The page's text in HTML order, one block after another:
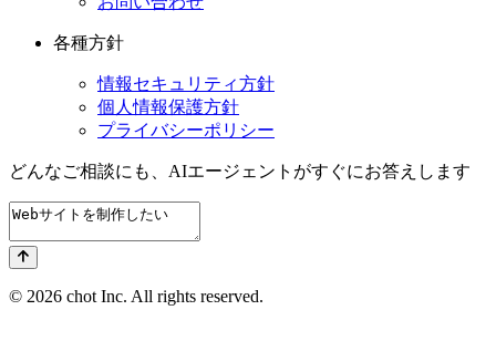
各種方針
情報セキュリティ方針
個人情報保護方針
プライバシーポリシー
どんなご相談にも、 AIエージェントがすぐにお答えします
© 2026 chot Inc. All rights reserved.